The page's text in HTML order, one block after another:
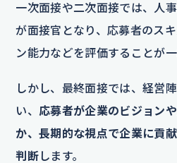
一次面接や二次面接では、人
が面接官となり、応募者のス
ン能力などを評価することが一
しかし、最終面接では、経営
い、 応募者が企業のビジョン
か、長期的な視点で企業に貢
判断 します。